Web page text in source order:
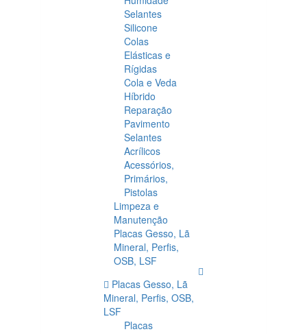
Selantes
Silicone
Colas
Elásticas e
Rígidas
Cola e Veda
Híbrido
Reparação
Pavimento
Selantes
Acrílicos
Acessórios,
Primários,
Pistolas
Limpeza e
Manutenção
Placas Gesso, Lã
Mineral, Perfis,
OSB, LSF
Placas Gesso, Lã
Mineral, Perfis, OSB,
LSF
Placas